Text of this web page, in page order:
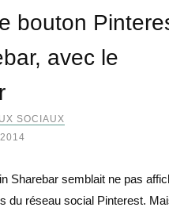
bouton
avec le
SOCIAUX
Sharebar semblait ne pas
du réseau social Pinterest.